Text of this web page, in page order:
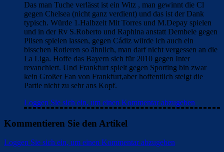
Das man Tuche verlässt ist ein Witz , man gewinnt die Cl
gegen Chelsea (nicht ganz verdient) und das ist der Dank
typisch. Würde 1.Halbzeit Mit Torres und M.Depay spielen
und in der Rv S.Roberto und Raphina anstatt Dembele gegen
Pilsen spielen lassen, gegen Cádiz würde ich auch ein
bisschen Rotieren so ähnlich, man darf nicht vergessen an die
La Liga. Hoffe das Bayern sich für 2010 gegen Inter
revanchiert. Und Frankfurt spielt gegen Sporting bin zwar
kein Großer Fan von Frankfurt,aber hoffentlich steigt die
Partie nicht zu sehr ans Kopf.
Loggen Sie sich ein, um einen Kommentar abzugeben
Kommentieren Sie den Artikel
Loggen Sie sich ein, um einen Kommentar abzugeben